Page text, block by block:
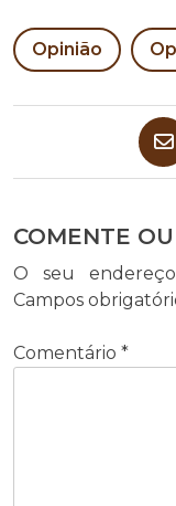
Opinião
COMENTE
O seu
Campos
Comentário *